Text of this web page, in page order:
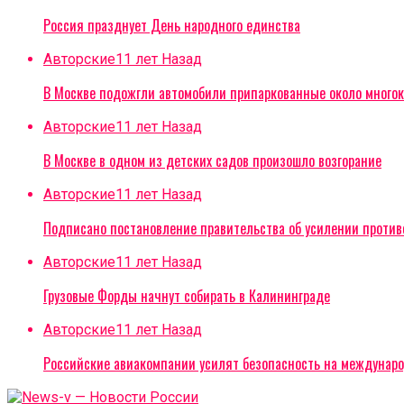
Россия празднует День народного единства
Авторские11 лет Назад
В Москве подожгли автомобили припаркованные около
Авторские11 лет Назад
В Москве в одном из детских садов произошло возгорание
Авторские11 лет Назад
Подписано постановление правительства об усилении
Авторские11 лет Назад
Грузовые Форды начнут собирать в Калининграде
Авторские11 лет Назад
Российские авиакомпании усилят безопасность на